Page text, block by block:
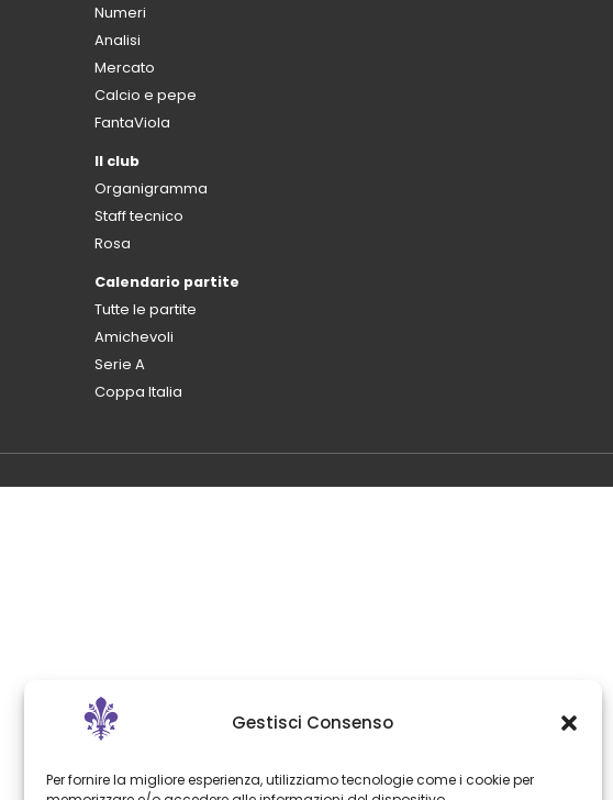
Gestisci Consenso
Per fornire la migliore esperienza, utilizziamo tecnologie come i cookie per
Numeri
Analisi
Mercato
Calcio e pepe
FantaViola
Il club
Organigramma
Staff tecnico
Rosa
Calendario partite
Tutte le partite
Amichevoli
Serie A
Coppa Italia